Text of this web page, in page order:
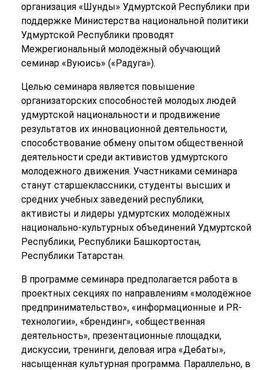
организация «Шунды» Удмуртской Республики при
поддержке Министерства национальной политики
Удмуртской Республики проводят
Межрегиональный молодёжный обучающий
семинар «Вуюись» («Радуга»).
Целью семинара является повышение
организаторских способностей молодых людей
удмуртской национальности и продвижение
результатов их инновационной деятельности,
способствование обмену опытом общественной
деятельности среди активистов удмуртского
молодежного движения. Участниками семинара
станут старшеклассники, студенты высших и
средних учебных заведений республики,
активисты и лидеры удмуртских молодёжных
национально-культурных объединений Удмуртской
Республики, Республики Башкортостан,
Республики Татарстан.
В программе семинара предполагается работа в
проектных секциях по направлениям «молодёжное
предпринимательство», «информационные и PR-
технологии», «брендинг», «общественная
деятельность», презентационные площадки,
дискуссии, тренинги, деловая игра «Дебаты»,
насыщенная культурная программа. Параллельно, в